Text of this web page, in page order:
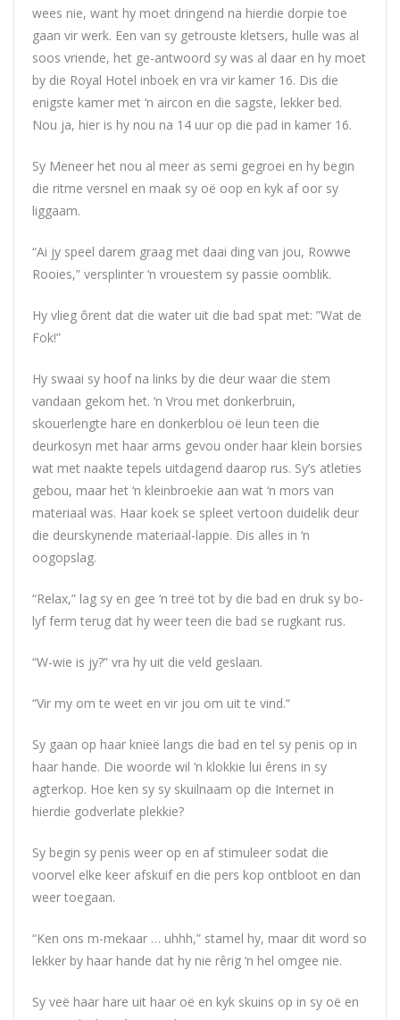
wees nie, want hy moet dringend na hierdie dorpie toe
gaan vir werk. Een van sy getrouste kletsers, hulle was al
soos vriende, het ge-antwoord sy was al daar en hy moet
by die Royal Hotel inboek en vra vir kamer 16. Dis die
enigste kamer met ‘n aircon en die sagste, lekker bed.
Nou ja, hier is hy nou na 14 uur op die pad in kamer 16.
Sy Meneer het nou al meer as semi gegroei en hy begin
die ritme versnel en maak sy oë oop en kyk af oor sy
liggaam.
“Ai jy speel darem graag met daai ding van jou, Rowwe
Rooies,” versplinter ‘n vrouestem sy passie oomblik.
Hy vlieg ôrent dat die water uit die bad spat met: ”Wat de
Fok!”
Hy swaai sy hoof na links by die deur waar die stem
vandaan gekom het. ‘n Vrou met donkerbruin,
skouerlengte hare en donkerblou oë leun teen die
deurkosyn met haar arms gevou onder haar klein borsies
wat met naakte tepels uitdagend daarop rus. Sy’s atleties
gebou, maar het ‘n kleinbroekie aan wat ‘n mors van
materiaal was. Haar koek se spleet vertoon duidelik deur
die deurskynende materiaal-lappie. Dis alles in ‘n
oogopslag.
“Relax,” lag sy en gee ‘n treë tot by die bad en druk sy bo-
lyf ferm terug dat hy weer teen die bad se rugkant rus.
“W-wie is jy?” vra hy uit die veld geslaan.
“Vir my om te weet en vir jou om uit te vind.“
Sy gaan op haar knieë langs die bad en tel sy penis op in
haar hande. Die woorde wil ‘n klokkie lui êrens in sy
agterkop. Hoe ken sy sy skuilnaam op die Internet in
hierdie godverlate plekkie?
Sy begin sy penis weer op en af stimuleer sodat die
voorvel elke keer afskuif en die pers kop ontbloot en dan
weer toegaan.
“Ken ons m-mekaar … uhhh,” stamel hy, maar dit word so
lekker by haar hande dat hy nie rêrig ‘n hel omgee nie.
Sy veë haar hare uit haar oë en kyk skuins op in sy oë en